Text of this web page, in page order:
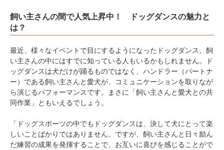
飼い主さんの間で人気上昇中！ ドッグダンスの魅力と
は？
最近、様々なイベントで目にするようになったドッグダンス。飼
い主さんの中にはすでに知っている人もいるかもしれません。ド
ッグダンスは犬だけが踊るものではなく、ハンドラー（パートナ
ー）である飼い主さんと愛犬が、コミュニケーションを取りなが
ら演じるパフォーマンスです。まさに「飼い主さんと愛犬との共
同作業」ともいえるでしょう。
「ドッグスポーツの中でもドッグダンスは、決して犬にとって楽
しいことばかりではありません。ですが、飼い主さんと日々励ん
だ練習の成果を発揮することで、お互いに喜びを感じることがで